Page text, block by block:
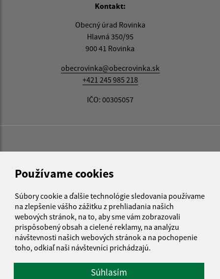
Používame cookies
Súbory cookie a ďalšie technológie sledovania používame
na zlepšenie vášho zážitku z prehliadania našich
webových stránok, na to, aby sme vám zobrazovali
prispôsobený obsah a cielené reklamy, na analýzu
návštevnosti našich webových stránok a na pochopenie
toho, odkiaľ naši návštevníci prichádzajú.
Súhlasím
Kontakt:
Obecný úrad Rovinka
Hlavná 350/95
900 41 Rovinka
obecrovinka@obecrovinka.sk
+421 245 985 218
IČO: 00305057